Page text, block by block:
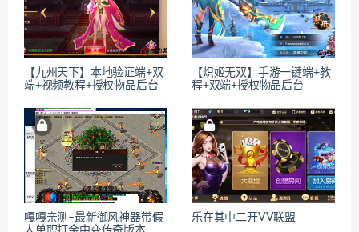
【九州天下】本地验证端+双
端+视频教程+授权物品后台
【炽姬无双】手游一键端+教
程+双端+授权物品后台
嘎嘎亲测–最新御风神器带假
乐在其中二开VV联盟